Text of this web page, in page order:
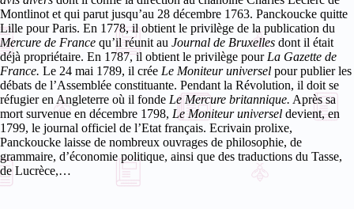
Montlinot et qui parut jusqu’au 28 décembre 1763. Panckoucke quitte
Lille pour Paris. En 1778, il obtient le privilège de la publication du
Mercure de France qu’il réunit au Journal de Bruxelles dont il était
déjà propriétaire. En 1787, il obtient le privilège pour La Gazette de
France. Le 24 mai 1789, il crée Le Moniteur universel pour publier les
débats de l’Assemblée constituante. Pendant la Révolution, il doit se
réfugier en Angleterre où il fonde Le Mercure britannique. Après sa
mort survenue en décembre 1798, Le Moniteur universel devient, en
1799, le journal officiel de l’Etat français. Ecrivain prolixe,
Panckoucke laisse de nombreux ouvrages de philosophie, de
grammaire, d’économie politique, ainsi que des traductions du Tasse,
de Lucrèce,…